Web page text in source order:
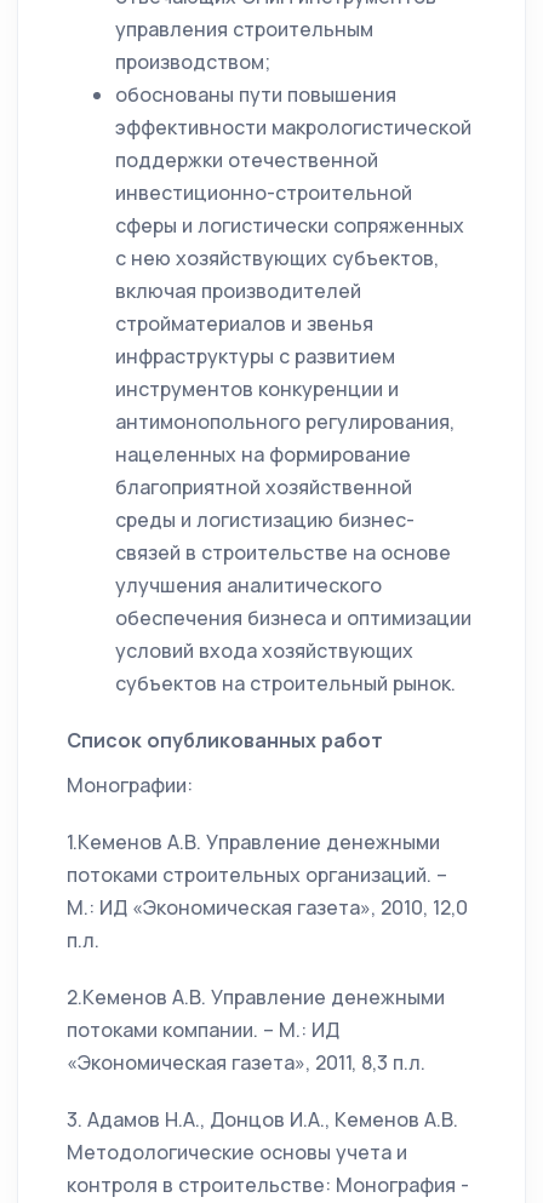
управления строительным
производством;
обоснованы пути повышения
эффективности макрологистической
поддержки отечественной
инвестиционно-строительной
сферы и логистически сопряженных
с нею хозяйствующих субъектов,
включая производителей
стройматериалов и звенья
инфраструктуры с развитием
инструментов конкуренции и
антимонопольного регулирования,
нацеленных на формирование
благоприятной хозяйственной
среды и логистизацию бизнес-
связей в строительстве на основе
улучшения аналитического
обеспечения бизнеса и оптимизации
условий входа хозяйствующих
субъектов на строительный рынок.
Список опубликованных работ
Монографии:
1.Кеменов А.В. Управление денежными
потоками строительных организаций. –
М.: ИД «Экономическая газета», 2010, 12,0
п.л.
2.Кеменов А.В. Управление денежными
потоками компании. – М.: ИД
«Экономическая газета», 2011, 8,3 п.л.
3. Адамов Н.А., Донцов И.А., Кеменов А.В.
Методологические основы учета и
контроля в строительстве: Монография -